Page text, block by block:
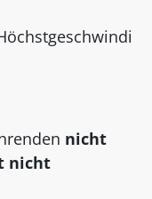
nicht
nicht